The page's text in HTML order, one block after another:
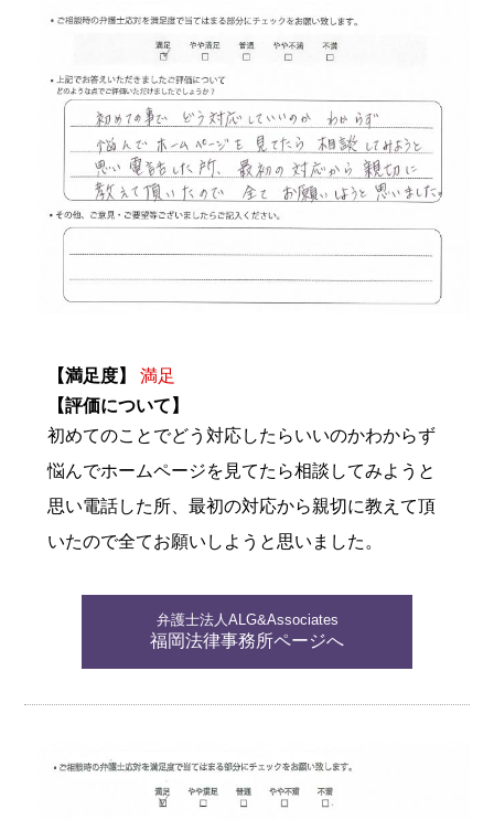
【満足度】
満足
【評価について】
初めてのことでどう対応したらいいのかわからず
悩んでホームページを見てたら相談してみようと
思い電話した所、最初の対応から親切に教えて頂
いたので全てお願いしようと思いました。
弁護士法人ALG&Associates
福岡法律事務所ページへ